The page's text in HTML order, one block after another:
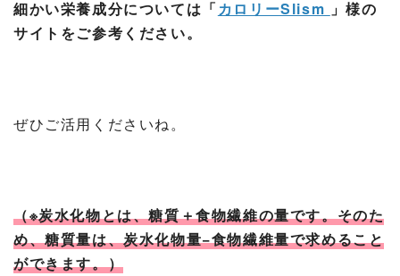
細かい栄養成分については「 カロリーSlism 」様の
サイトをご参考ください。
ぜひご活用くださいね。
（※炭水化物とは、糖質＋食物繊維の量です。そのた
め、糖質量は、炭水化物量−食物繊維量で求めること
ができます。）